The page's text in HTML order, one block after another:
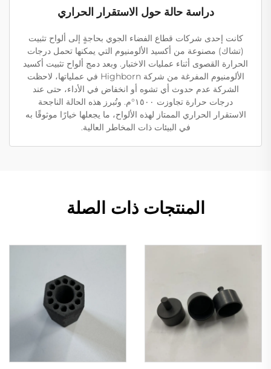
دراسة حالة حول الاستقرار الحراري
كانت إحدى شركات قطاع الفضاء الجوي بحاجةٍ إلى ألواح تثبيت
(تشاك) مصنوعة من أكسيد الألومنيوم التي يمكنها تحمل درجات
الحرارة القصوى أثناء عمليات الاختبار. وبعد دمج ألواح تثبيت أكسيد
الألومنيوم المفرغة من شركة Highborn في عملياتها، لاحظت
الشركة عدم حدوث أي تشوه أو انخفاض في الأداء، حتى عند
درجات حرارة تجاوزت ١٥٠٠°م. وتُبرز هذه الحالة الناجحة
الاستقرار الحراري الممتاز لهذه الألواح، ما يجعلها خيارًا موثوقًا به
في البيئات ذات المخاطر العالية.
المنتجات ذات الصلة